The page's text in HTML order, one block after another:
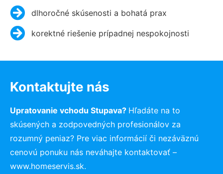
dlhoročné skúsenosti a bohatá prax
korektné riešenie prípadnej nespokojnosti
Kontaktujte nás
Upratovanie vchodu Stupava? Hľadáte na to
skúsených a zodpovedných profesionálov za
rozumný peniaz? Pre viac informácií či nezáväznú
cenovú ponuku nás neváhajte kontaktovať –
www.homeservis.sk.